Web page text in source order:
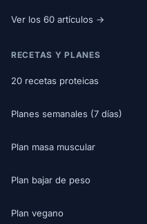
Ver los 60 artículos →
RECETAS Y PLANES
20 recetas proteicas
Planes semanales (7 días)
Plan masa muscular
Plan bajar de peso
Plan vegano